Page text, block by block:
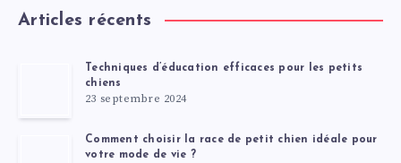
Articles récents
Techniques d’éducation efficaces pour les petits
chiens
23 septembre 2024
Comment choisir la race de petit chien idéale pour
votre mode de vie ?